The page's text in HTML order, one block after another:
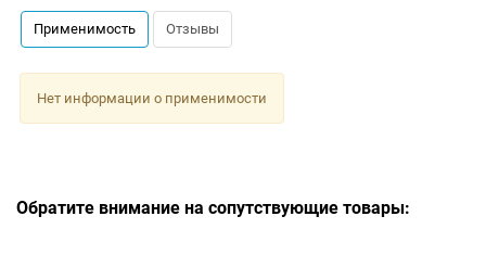
Применимость Отзывы
Нет информации о применимости
Обратите внимание на сопутствующие товары: